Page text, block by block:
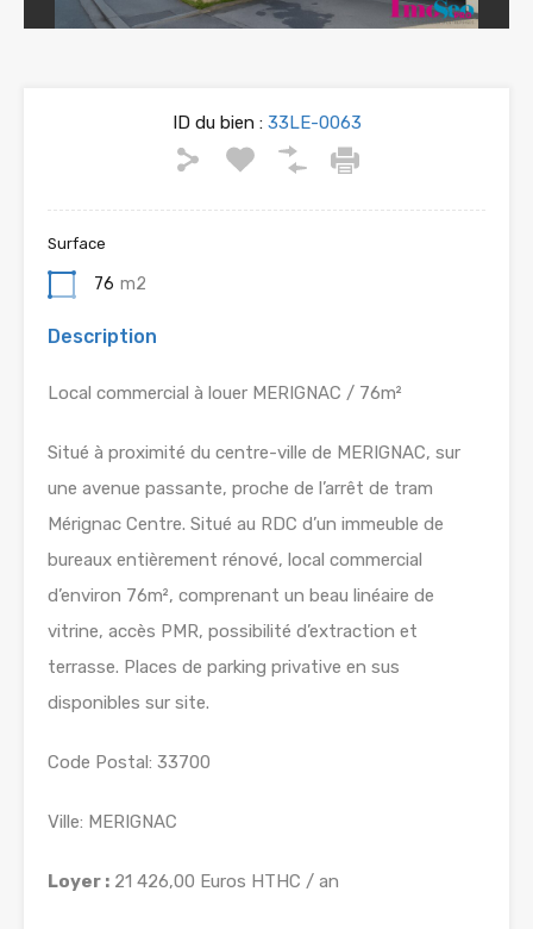
ID du bien :33LE-0063
Surface
76 m2
Description
Local commercial à louer MERIGNAC / 76m²
Situé à proximité du centre-ville de MERIGNAC, sur
une avenue passante, proche de l’arrêt de tram
Mérignac Centre. Situé au RDC d’un immeuble de
bureaux entièrement rénové, local commercial
d’environ 76m², comprenant un beau linéaire de
vitrine, accès PMR, possibilité d’extraction et
terrasse. Places de parking privative en sus
disponibles sur site.
Code Postal: 33700
Ville: MERIGNAC
Loyer : 21 426,00 Euros HTHC / an